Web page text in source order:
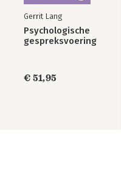
Gerrit Lang
Psychologische
gespreksvoering
€ 51,95